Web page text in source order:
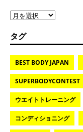
タグ
BEST BODY JAPAN
SUPERBODYCONTEST
ウエイトトレーニング
コンディショニング